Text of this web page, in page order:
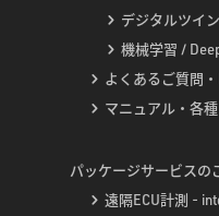
デジタルツイン
機械学習 /
よくあるご質問・
マニュアル・各
パッケージサービスの
遠隔ECU計測 -